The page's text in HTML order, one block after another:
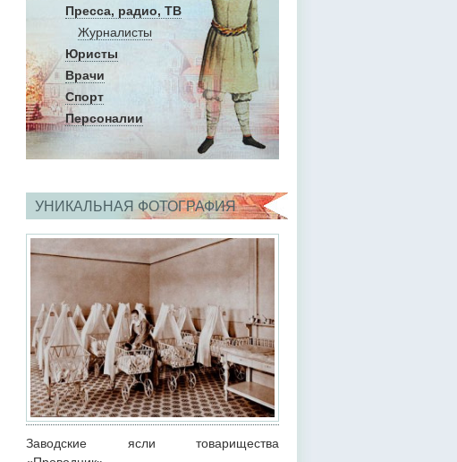
Пресса, радио, ТВ
Журналисты
Юристы
Врачи
Спорт
Персоналии
УНИКАЛЬНАЯ ФОТОГРАФИЯ
Заводские ясли товарищества